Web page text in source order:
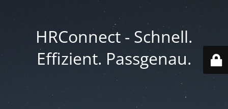
HRConnect - Schnell.
Effizient. Passgenau.